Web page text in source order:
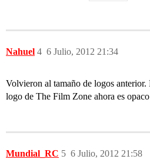
Nahuel 6 Julio, 2012 21:34
4
Volvieron al tamaño de logos
logo de The Film Zone ahora es
Mundial_RC 6 Julio, 2012 21:58
5